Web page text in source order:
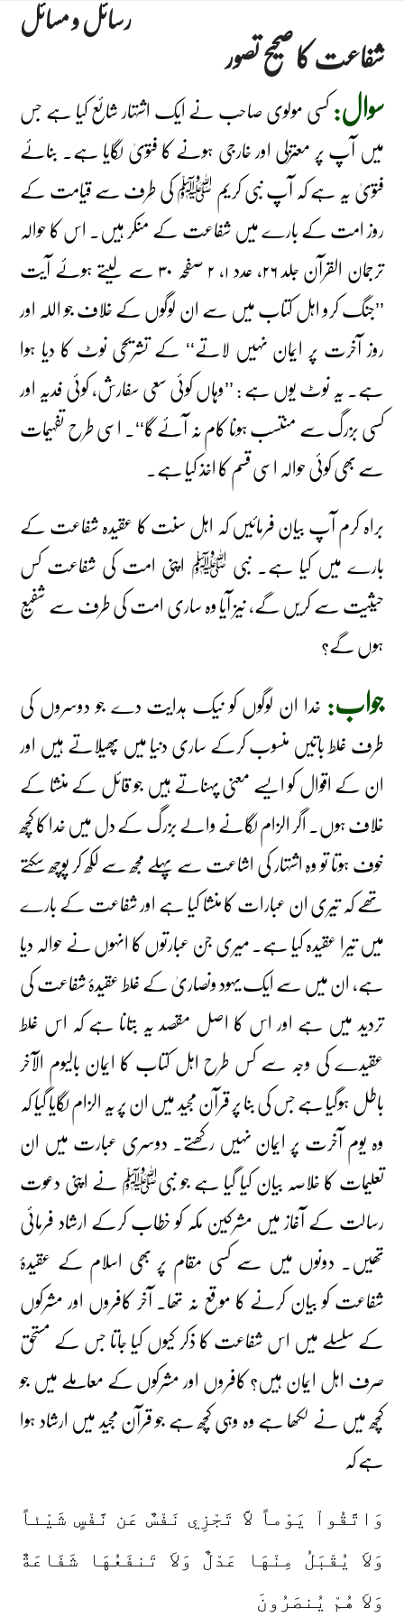
content
رسائل و مسائل
شفاعت کا صحیح تصور
سوال:کسی مولوی صاحب نے ایک اشتہار شائع کیا ہے جس
میں آپ پر معتزلی اور خارجی ہونے کا فتویٰ لگایا ہے۔ بنائے
فتویٰ یہ ہے کہ آپ نبی کریم ﷺ کی طرف سے قیامت کے
روز امت کے بارے میں شفاعت کے منکر ہیں۔ اس کا حوالہ
ترجمان القرآن جلد ۲۶، عدد ۱، ۲ صفحہ ۳۰ سے لیتے ہوئے آیت
’’جنگ کرو اہل کتاب میں سے ان لوگوں کے خلاف جو اللہ اور
روز آخرت پر ایمان نہیں لاتے‘‘ کے تشریحی نوٹ کا دیا ہوا
ہے۔ یہ نوٹ یوں ہے : ’’وہاں کوئی سعی سفارش، کوئی فدیہ اور
کسی بزرگ سے منتسب ہونا کام نہ آئے گا‘‘۔ اسی طرح تفہیمات
سے بھی کوئی حوالہ اسی قسم کا اخذ کیا ہے۔
براہ کرم آپ بیان فرمائیں کہ اہل سنت کا عقیدہ شفاعت کے
بارے میں کیا ہے۔ نبی ﷺ اپنی امت کی شفاعت کس
حیثیت سے کریں گے، نیز آیا وہ ساری امت کی طرف سے شفیع
ہوں گے؟
جواب:خدا ان لوگوں کو نیک ہدایت دے جو دوسروں کی
طرف غلط باتیں منسوب کرکے ساری دنیا میں پھیلاتے ہیں اور
ان کے اقوال کو ایسے معنی پہناتے ہیں جو قائل کے منشا کے
خلاف ہوں۔ اگر الزام لگانے والے بزرگ کے دل میں خدا کا کچھ
خوف ہوتا تو وہ اشتہار کی اشاعت سے پہلے مجھ سے لکھ کر پوچھ سکتے
تھے کہ تیری ان عبارات کا منشا کیا ہے اور شفاعت کے بارے
میں تیرا عقیدہ کیا ہے۔ میری جن عبارتوں کا انہوں نے حوالہ دیا
ہے، ان میں سے ایک یہود ونصاریٰ کے غلط عقیدۂ شفاعت کی
تردید میں ہے اور اس کا اصل مقصد یہ بتانا ہے کہ اس غلط
عقیدے کی وجہ سے کس طرح اہل کتاب کا ایمان بالیوم الآخر
باطل ہوگیا ہے جس کی بنا پر قرآن مجید میں ان پر یہ الزام لگایا گیا کہ
وہ یوم آخرت پر ایمان نہیں رکھتے۔ دوسری عبارت میں ان
تعلیمات کا خلاصہ بیان کیا گیا ہے جو نبیﷺ نے اپنی دعوت
رسالت کے آغاز میں مشرکین مکہ کو خطاب کرکے ارشاد فرمائی
تھیں۔ دونوں میں سے کسی مقام پر بھی اسلام کے عقیدۂ
شفاعت کو بیان کرنے کا موقع نہ تھا۔ آخر کافروں اور مشرکوں
کے سلسلے میں اس شفاعت کا ذکر کیوں کیا جاتا جس کے مستحق
صرف اہل ایمان ہیں؟ کافروں اور مشرکوں کے معاملے میں جو
کچھ میں نے لکھا ہے وہ وہی کچھ ہے جو قرآن مجید میں ارشاد ہوا
ہے کہ
وَاتَّقُواْ يَوْماً لاَّ تَجْزِي نَفْسٌ عَن نَّفْسٍ شَيْئاً
وَلاَ يُقْبَلُ مِنْهَا عَدْلٌ وَلاَ تَنفَعُهَا شَفَاعَةٌ
وَلاَ هُمْ يُنصَرُونَ